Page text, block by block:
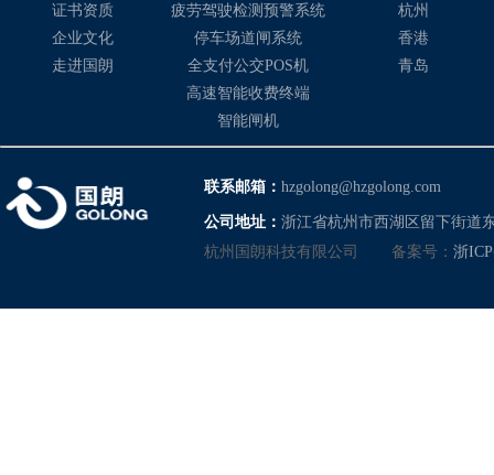
证书资质
企业文化
走进国朗
疲劳驾驶检测预警系统
停车场道闸系统
全支付公交POS机
高速智能收费终端
智能闸机
杭州
香港
青岛
联系邮箱： hzgolong@hzgolong.com
公司地址： 浙江省杭州市西湖区留下街道
杭州国朗科技有限公司
备案号： 浙